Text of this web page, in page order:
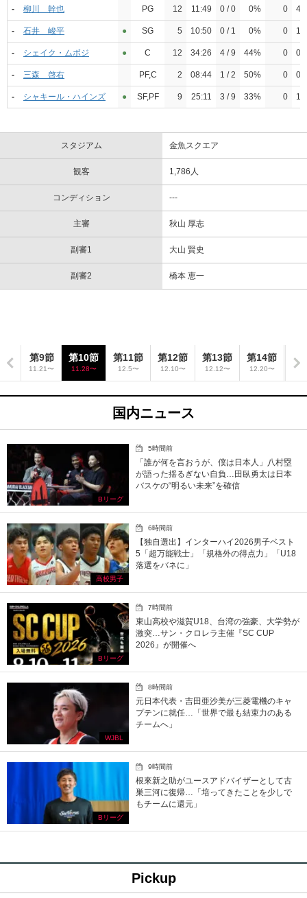
- 柳川 幹也 PG 12 11:49 0 / 0 0% 0 4 /
- 石井 峻平 ●︎ SG 5 10:50 0 / 1 0% 0 1 /
- シェイク・ムボジ ●︎ C 12 34:26 4 / 9 44% 0 0 /
- 三森 啓右 PF,C 2 08:44 1 / 2 50% 0 0 /
- シャキール・ハインズ ●︎ SF,PF 9 25:11 3 / 9 33% 0 1 /
スタジアム 金魚スクエア
観客 1,786人
コンディション ---
主審 秋山 厚志
副審1 大山 賢史
副審2 橋本 恵一
節
〜
第9節
11.21〜
第10節
11.28〜
第11節
12.5〜
第12節
12.10〜
第13節
12.12〜
第14節
12.20〜
第
国内ニュース
Bリーグ
5時間前
「誰が何を言おうが、僕は日本人」八村塁
が語った揺るぎない自負…田臥勇太は日本
バスケの“明るい未来”を確信
高校男子
6時間前
【独自選出】インターハイ2026男子ベスト
5「超万能戦士」「規格外の得点力」「U18
落選をバネに」
Bリーグ
7時間前
東山高校や滋賀U18、台湾の強豪、大学勢が
激突…サン・クロレラ主催『SC CUP
2026』が開催へ
WJBL
8時間前
元日本代表・吉田亜沙美が三菱電機のキャ
プテンに就任…「世界で最も結束力のある
チームへ」
Bリーグ
9時間前
根來新之助がユースアドバイザーとして古
巣三河に復帰…「培ってきたことを少しで
もチームに還元」
Pickup